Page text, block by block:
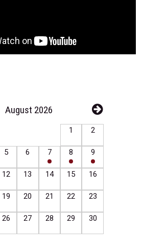
August 2026
1 2
5 6 7 8 9
12 13 14 15 16
19 20 21 22 23
26 27 28 29 30